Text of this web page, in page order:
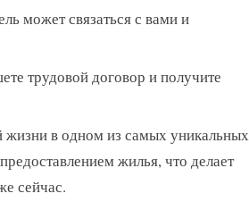
может связаться с вами и
трудовой договор и получите
в одном из самых уникальных
жилья, что делает
сейчас.